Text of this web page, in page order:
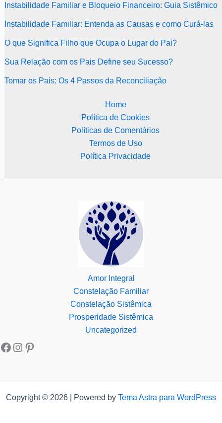
Instabilidade Familiar e Bloqueio Financeiro: Guia Sistêmico
Instabilidade Familiar: Entenda as Causas e como Curá-las
O que Significa Filho que Ocupa o Lugar do Pai?
Sua Relação com os Pais Define seu Sucesso?
Tomar os Pais: Os 4 Passos da Reconciliação
Home
Política de Cookies
Políticas de Comentários
Termos de Uso
Política Privacidade
Amor Integral
Constelação Familiar
Constelação Sistêmica
Prosperidade Sistêmica
Uncategorized
Copyright © 2026 | Powered by Tema Astra para WordPress